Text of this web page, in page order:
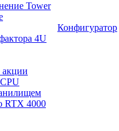
Tower
4U
акции
RTX 4000
Конфигуратор